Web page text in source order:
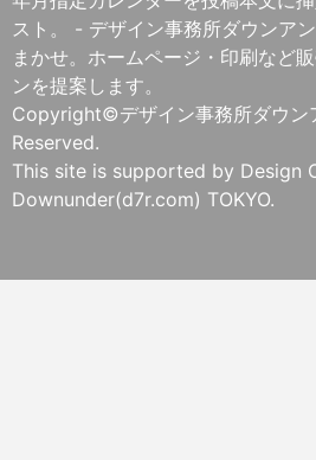
スト。 - デザイン事務所ダウンア
まかせ。ホームページ・印刷など
ンを提案します。
Copyright©デザイン事務所ダウン
Reserved.
This site is supported by Design
Downunder(d7r.com) TOKYO.